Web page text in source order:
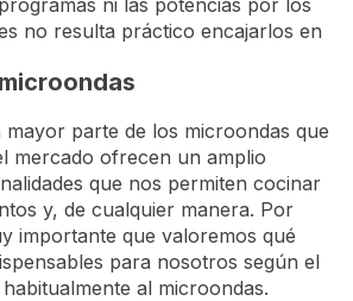
no resulta práctico encajarlos en
mayor parte de los microondas que
mercado ofrecen un amplio
que nos permiten cocinar
y, de cualquier manera. Por
importante que valoremos qué
para nosotros según el
al microondas.